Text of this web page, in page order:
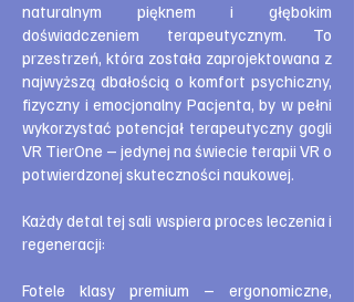
naturalnym pięknem i głębokim
doświadczeniem terapeutycznym. To
przestrzeń, która została zaprojektowana z
najwyższą dbałością o komfort psychiczny,
fizyczny i emocjonalny Pacjenta, by w pełni
wykorzystać potencjał terapeutyczny gogli
VR TierOne – jedynej na świecie terapii VR o
potwierdzonej skuteczności naukowej.
Każdy detal tej sali wspiera proces leczenia i
regeneracji:
Fotele klasy premium – ergonomiczne,